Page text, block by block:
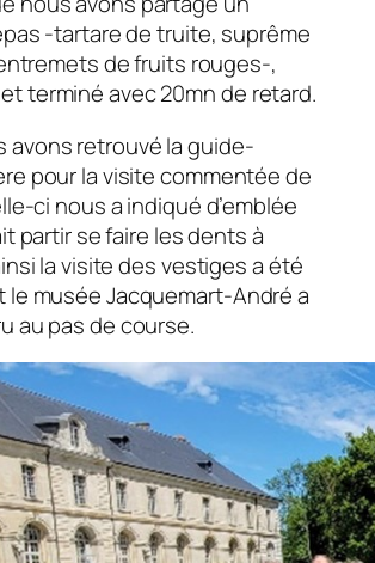
-tartare de truite, suprême
de fruits rouges-,
terminé avec 20mn de retard.
avons retrouvé la guide-
pour la visite commentée de
ci nous a indiqué d’emblée
partir se faire les dents à
la visite des vestiges a été
musée Jacquemart-André a
au pas de course.